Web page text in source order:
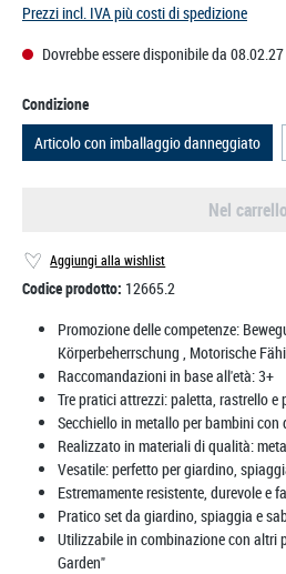
Prezzi incl. IVA più costi di spedizione
Dovrebbe essere disponibile da 08.02.27
Seleziona
Condizione
Articolo con imballaggio danneggiato
Nel carrello
Aggiungi alla wishlist
Codice prodotto: 12665.2
Promozione delle competenze:
Körperbeherrschung , Motorische
Raccomandazioni in base all'età:3+
Tre pratici attrezzi: paletta, rastrello
Secchiello in metallo per bambini
Realizzato in materiali di qualità:
Vesatile: perfetto per giardino,
Estremamente resistente, durevole e
Pratico set da giardino, spiaggia e
Utilizzabile in combinazione con altri
Garden"